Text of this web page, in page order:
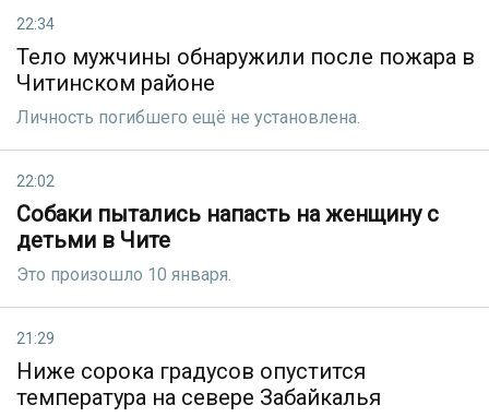
22:34
Тело мужчины обнаружили после пожара в
Читинском районе
Личность погибшего ещё не установлена.
22:02
Собаки пытались напасть на женщину с
детьми в Чите
Это произошло 10 января.
21:29
Ниже сорока градусов опустится
температура на севере Забайкалья